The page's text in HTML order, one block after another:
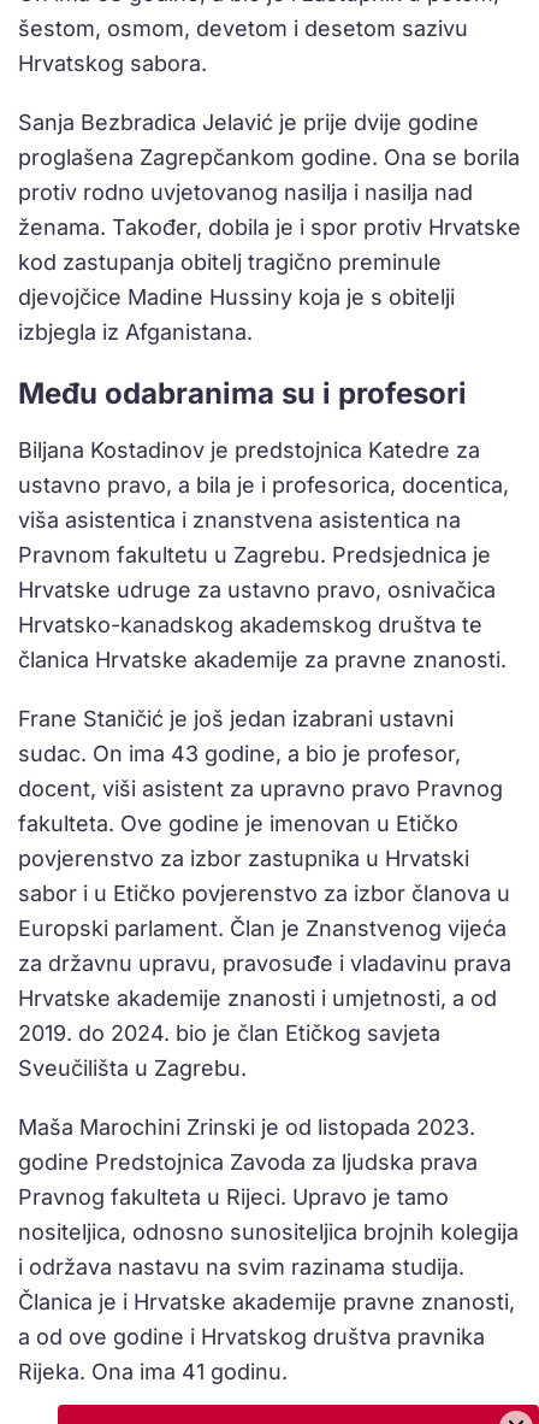
šestom, osmom, devetom i desetom sazivu
Hrvatskog sabora.
Sanja Bezbradica Jelavić je prije dvije godine
proglašena Zagrepčankom godine. Ona se borila
protiv rodno uvjetovanog nasilja i nasilja nad
ženama. Također, dobila je i spor protiv Hrvatske
kod zastupanja obitelj tragično preminule
djevojčice Madine Hussiny koja je s obitelji
izbjegla iz Afganistana.
Među odabranima su i profesori
Biljana Kostadinov je predstojnica Katedre za
ustavno pravo, a bila je i profesorica, docentica,
viša asistentica i znanstvena asistentica na
Pravnom fakultetu u Zagrebu. Predsjednica je
Hrvatske udruge za ustavno pravo, osnivačica
Hrvatsko-kanadskog akademskog društva te
članica Hrvatske akademije za pravne znanosti.
Frane Staničić je još jedan izabrani ustavni
sudac. On ima 43 godine, a bio je profesor,
docent, viši asistent za upravno pravo Pravnog
fakulteta. Ove godine je imenovan u Etičko
povjerenstvo za izbor zastupnika u Hrvatski
sabor i u Etičko povjerenstvo za izbor članova u
Europski parlament. Član je Znanstvenog vijeća
za državnu upravu, pravosuđe i vladavinu prava
Hrvatske akademije znanosti i umjetnosti, a od
2019. do 2024. bio je član Etičkog savjeta
Sveučilišta u Zagrebu.
Maša Marochini Zrinski je od listopada 2023.
godine Predstojnica Zavoda za ljudska prava
Pravnog fakulteta u Rijeci. Upravo je tamo
nositeljica, odnosno sunositeljica brojnih kolegija
i održava nastavu na svim razinama studija.
Članica je i Hrvatske akademije pravne znanosti,
a od ove godine i Hrvatskog društva pravnika
Rijeka. Ona ima 41 godinu.